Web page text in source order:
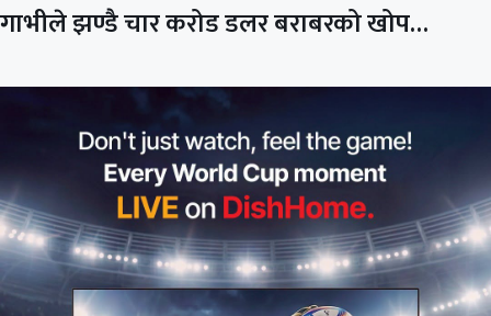
गाभीले झण्डै चार करोड डलर बराबरको खोप…